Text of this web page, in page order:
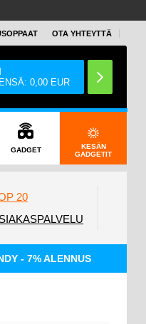
OTA YHTEYTTÄ
0,00 EUR
GADGET
KESÄN
GADGETIT
20
- 7% ALENNUS